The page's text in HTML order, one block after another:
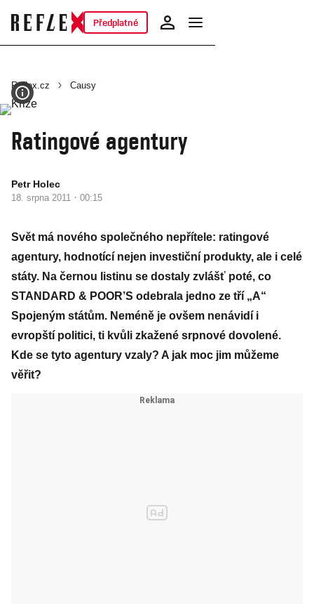
Předplatné
Reflex.cz Causy
Ratingové agentury
Petr Holec
18. srpna 2011 · 00:15
Svět má nového společného nepřítele: ratingové
agentury, hodnotící nejen investiční produkty, ale i celé
státy. Na černou listinu se dostaly zvlášť poté, co
STANDARD & POOR’S odebrala jedno ze tří „A“
Spojeným státům. Neméně je ovšem nenávidí i
evropští politici, ti kvůli zkažené srpnové dovolené.
Kde se tyto agentury vzaly? A jak moc jim můžeme
věřit?